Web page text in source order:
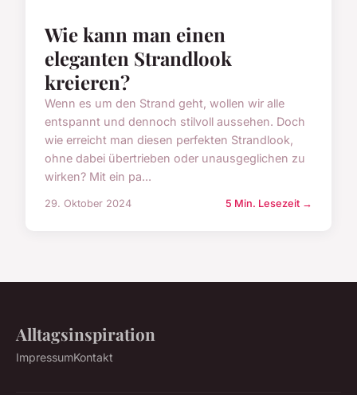
Wie kann man einen
eleganten Strandlook
kreieren?
Wenn es um den Strand geht, wollen wir alle
entspannt und dennoch stilvoll aussehen. Doch
wie erreicht man diesen perfekten Strandlook,
ohne dabei übertrieben oder unausgeglichen zu
wirken? Mit ein pa...
29. Oktober 2024 5 Min. Lesezeit →
Alltagsinspiration
ImpressumKontakt